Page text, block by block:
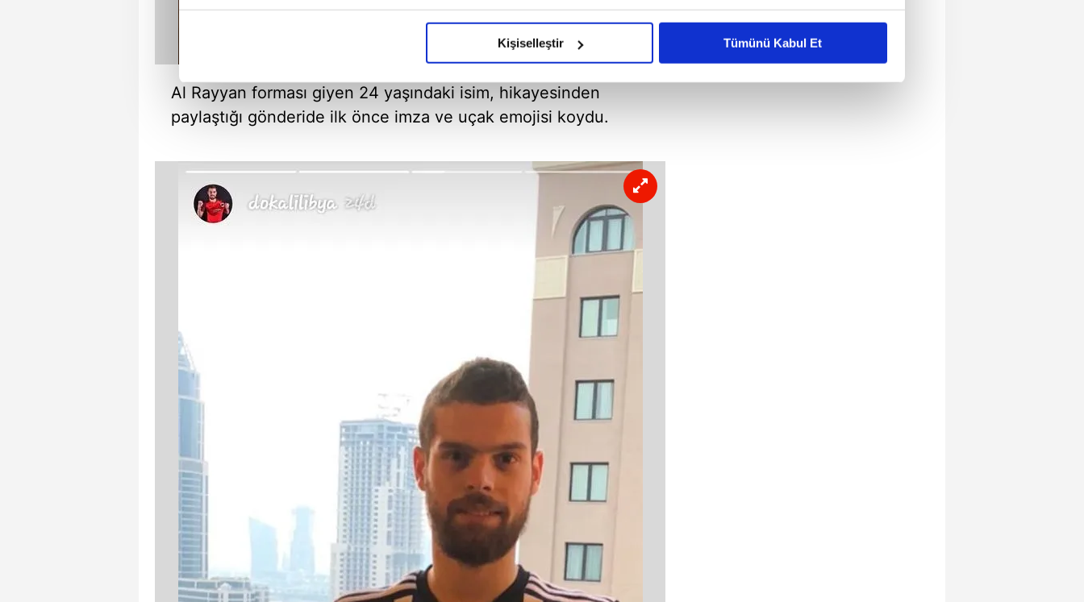
içerikleri sunabilmek adına elimizden gelen çabayı gösterdiğimizi ve bu noktada, reklamların maliyetlerimizi karşılamak
Sizlere daha iyi bir hizmet sunabilmek için İnternet Sitemizde kendimize ve üçüncü kişilere ait çerezler kullanılmaktadır. Bu
çerezler vasıtasıyla çeşitli kişisel verileriniz işlenmekte olup gerekli olan çerezler bilgi toplumu hizmetlerinin sunulması
reklam/pazarlama faaliyetlerinin yapılması, amaçlarıyla sınırlı olarak açık rızanız dahilinde kullanılacaktır.
Çerezlere ilişkin tercihlerinizi aşağıda yer alan panel vasıtasıyla belirleyebilirsiniz. Çerezlere ilişkin detaylı bilgi için Ayarlar
butonuna tıklayabilir,
ziyaret edebilirsiniz.
6698 sayılı Kişisel Verilerin Korunması Kanunu uyarınca hazırlanmış Aydınlatma Metnimizi okumak ve sitemizde ilgili
Kişiselleştir Tümünü Kabul Et
Al Rayyan forması giyen 24 yaşındaki isim, hikayesinden
paylaştığı gönderide ilk önce imza ve uçak emojisi koydu.